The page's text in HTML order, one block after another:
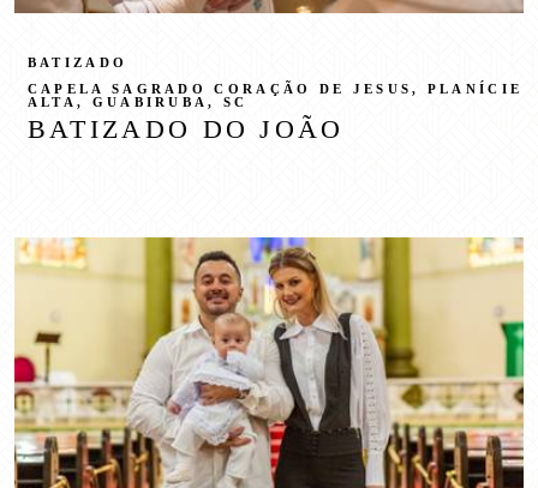
BATIZADO DO JOÃO
BATIZADO
CAPELA SAGRADO CORAÇÃO DE JESUS, PLANÍCIE
ALTA, GUABIRUBA, SC